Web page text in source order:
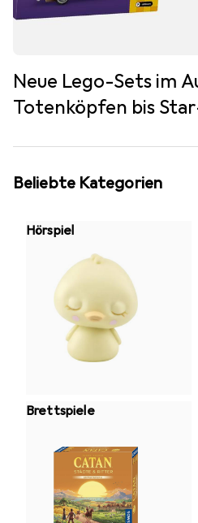
Neue Lego-Sets im
Totenköpfen bis
Beliebte Kategorien
Hörspiel
Brettspiele